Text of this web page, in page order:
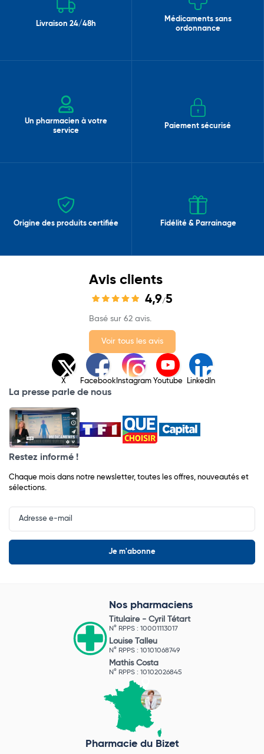
Livraison 24/48h
Médicaments sans
ordonnance
Un pharmacien à votre
service
Paiement sécurisé
Origine des produits certifiée Fidélité & Parrainage
Avis clients
4,9/5
Basé sur 62 avis.
Voir tous les avis
X Facebook Instagram Youtube LinkedIn
La presse parle de nous
Restez informé !
Chaque mois dans notre newsletter, toutes les offres, nouveautés et
sélections.
Input
Newsletter
Nos pharmaciens
Titulaire - Cyril Tétart
N° RPPS : 10001113017
Louise Talleu
N° RPPS : 10101068749
Mathis Costa
N° RPPS : 10102026845
Pharmacie du Bizet